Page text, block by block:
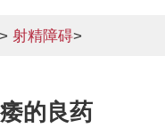
>射精障碍>
的良药